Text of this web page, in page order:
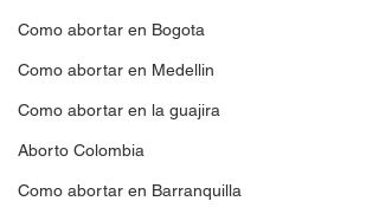
Como abortar en Bogota
Como abortar en Medellin
Como abortar en la guajira
Aborto Colombia
Como abortar en Barranquilla